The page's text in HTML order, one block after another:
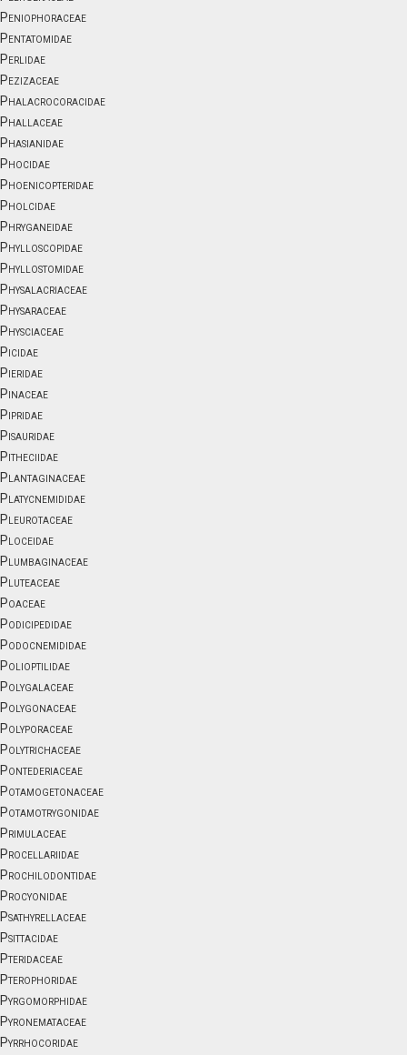
Peniophoraceae
Pentatomidae
Perlidae
Pezizaceae
Phalacrocoracidae
Phallaceae
Phasianidae
Phocidae
Phoenicopteridae
Pholcidae
Phryganeidae
Phylloscopidae
Phyllostomidae
Physalacriaceae
Physaraceae
Physciaceae
Picidae
Pieridae
Pinaceae
Pipridae
Pisauridae
Pitheciidae
Plantaginaceae
Platycnemididae
Pleurotaceae
Ploceidae
Plumbaginaceae
Pluteaceae
Poaceae
Podicipedidae
Podocnemididae
Polioptilidae
Polygalaceae
Polygonaceae
Polyporaceae
Polytrichaceae
Pontederiaceae
Potamogetonaceae
Potamotrygonidae
Primulaceae
Procellariidae
Prochilodontidae
Procyonidae
Psathyrellaceae
Psittacidae
Pteridaceae
Pterophoridae
Pyrgomorphidae
Pyronemataceae
Pyrrhocoridae